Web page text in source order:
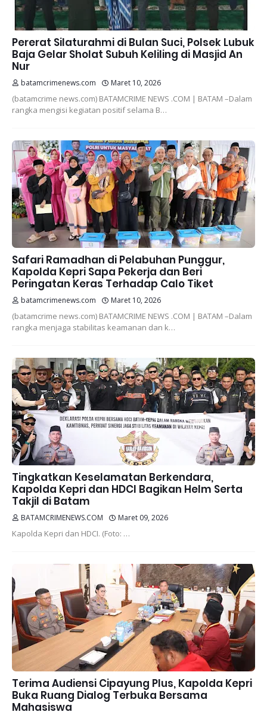
Pererat Silaturahmi di Bulan Suci, Polsek Lubuk
Baja Gelar Sholat Subuh Keliling di Masjid An
Nur
batamcrimenews.com Maret 10, 2026
(batamcrime news.com) BATAMCRIME NEWS .COM | BATAM –Dalam
rangka mengisi kegiatan positif selama B…
Safari Ramadhan di Pelabuhan Punggur,
Kapolda Kepri Sapa Pekerja dan Beri
Peringatan Keras Terhadap Calo Tiket
batamcrimenews.com Maret 10, 2026
(batamcrime news.com) BATAMCRIME NEWS .COM | BATAM –Dalam
rangka menjaga stabilitas keamanan dan k…
Tingkatkan Keselamatan Berkendara,
Kapolda Kepri dan HDCI Bagikan Helm Serta
Takjil di Batam
BATAMCRIMENEWS.COM Maret 09, 2026
Kapolda Kepri dan HDCI. (Foto: …
Terima Audiensi Cipayung Plus, Kapolda Kepri
Buka Ruang Dialog Terbuka Bersama
Mahasiswa